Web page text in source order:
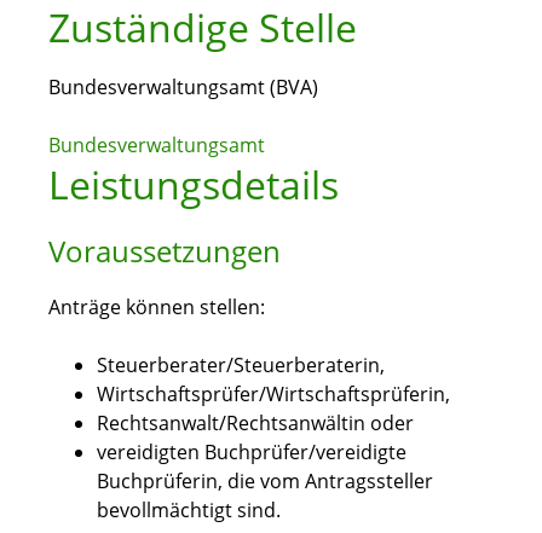
Zuständige Stelle
Bundesverwaltungsamt (BVA)
Bundesverwaltungsamt
Leistungsdetails
Voraussetzungen
Anträge können stellen:
Steuerberater/Steuerberaterin,
Wirtschaftsprüfer/Wirtschaftsprüferin,
Rechtsanwalt/Rechtsanwältin oder
vereidigten Buchprüfer/vereidigte
Buchprüferin, die vom Antragssteller
bevollmächtigt sind.